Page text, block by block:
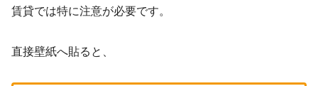
賃貸では特に注意が必要です。
直接壁紙へ貼ると、